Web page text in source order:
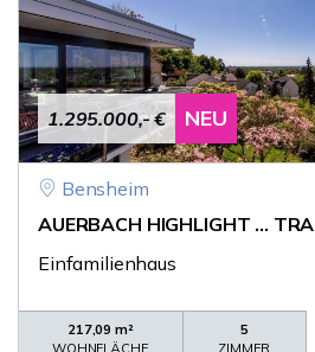
1.295.000,- € NEU
Bensheim
AUERBACH HIGHLIGHT ...
Einfamilienhaus
217,09 m²
WOHNFLÄCHE
5
ZIMMER